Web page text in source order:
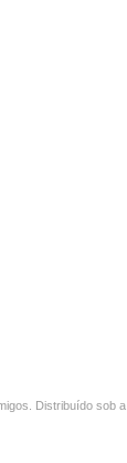
Distribuído sob a